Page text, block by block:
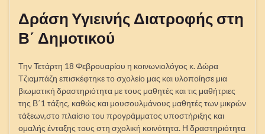
Δράση Υγιεινής Διατροφής στη
Β΄ Δημοτικού
Την Τετάρτη 18 Φεβρουαρίου η κοινωνιολόγος κ. Δώρα
Τζιαμπάζη επισκέφτηκε το σχολείο μας και υλοποίησε μια
βιωματική δραστηριότητα με τους μαθητές και τις μαθήτριες
της Β΄1 τάξης, καθώς και μουσουλμάνους μαθητές των μικρών
τάξεων,στο πλαίσιο του προγράμματος υποστήριξης και
ομαλής ένταξης τους στη σχολική κοινότητα. Η δραστηριότητα